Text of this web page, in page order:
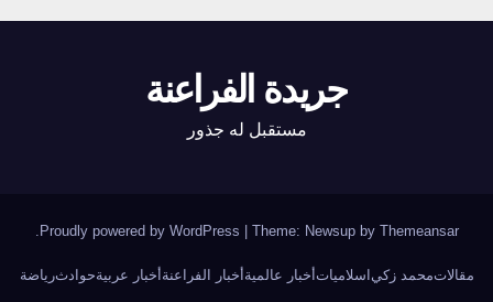
جريدة الفراعنة
مستقبل له جذور
Proudly powered by WordPress Theme: Newsup by Themeansar
مقالاتمحمد زكي اسلامياتأخبار عالمية أخبار الفراعنة أخبار عربيةحوادثرياضة